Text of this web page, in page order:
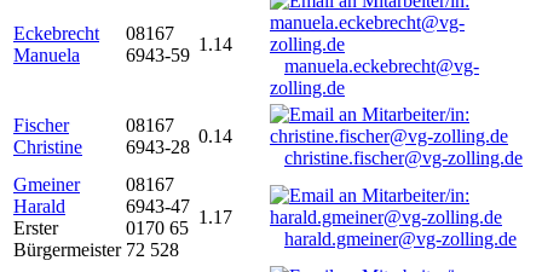
Eckebrecht
Manuela
08167
6943-59
1.14
manuela.eckebrecht@vg-
zolling.de
Fischer
Christine
08167
6943-28
0.14
christine.fischer@vg-zolling.de
Gmeiner
Harald
Erster
Bürgermeister
08167
6943-47
0170 65
72 528
1.17
harald.gmeiner@vg-zolling.de